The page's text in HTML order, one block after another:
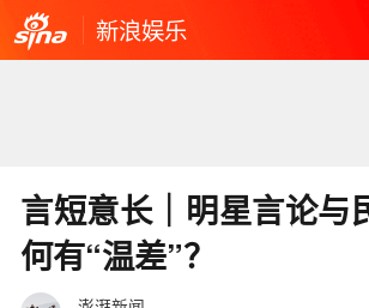
新浪娱乐
言短意长｜明星言论与
何有“温差”？